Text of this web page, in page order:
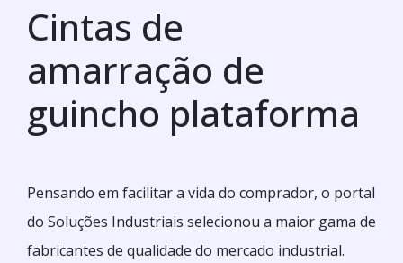
Cintas de
amarração de
guincho plataforma
Pensando em facilitar a vida do comprador, o portal
do Soluções Industriais selecionou a maior gama de
fabricantes de qualidade do mercado industrial.